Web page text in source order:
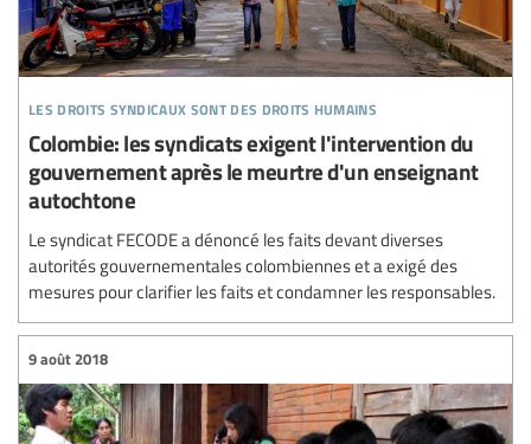
les droits syndicaux sont des droits humains
Colombie: les syndicats exigent l'intervention du
gouvernement après le meurtre d'un enseignant
autochtone
Le syndicat FECODE a dénoncé les faits devant diverses
autorités gouvernementales colombiennes et a exigé des
mesures pour clarifier les faits et condamner les responsables.
9 août 2018